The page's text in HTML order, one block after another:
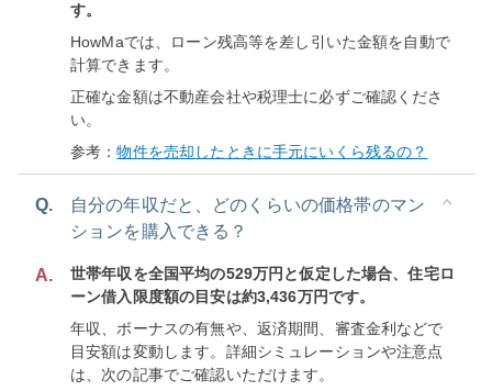
す。
HowMaでは、ローン残高等を差し引いた金額を自動で
計算できます。
正確な金額は不動産会社や税理士に必ずご確認くださ
い。
参考：物件を売却したときに手元にいくら残るの？
Q.
自分の年収だと、どのくらいの価格帯のマン
ションを購入できる？
A.
世帯年収を全国平均の529万円と仮定した場合、住宅ロ
ーン借入限度額の目安は約3,436万円です。
年収、ボーナスの有無や、返済期間、審査金利などで
目安額は変動します。詳細シミュレーションや注意点
は、次の記事でご確認いただけます。